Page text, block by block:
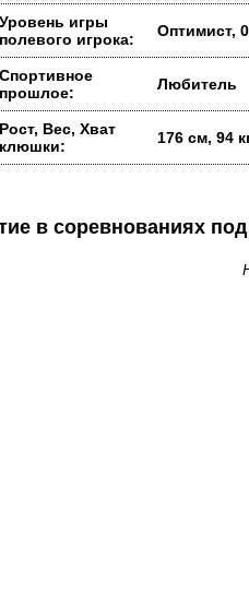
Уровень игры
полевого игрока:
Оптимист, 0
Спортивное
прошлое:
Любитель
Рост, Вес, Хват
клюшки:
176 см, 94
в соревнованиях